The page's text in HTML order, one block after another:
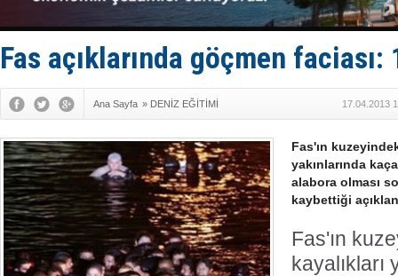
Türk
Hüseyin
Med
Fas açıklarında göçmen faciası:
Ana Sayfa » DENİZ EĞİTİMİ 17.04.2013
Fas'ın
yakınlarında
alabora olması
kaybettiği
Fas'ın
kayalıkları